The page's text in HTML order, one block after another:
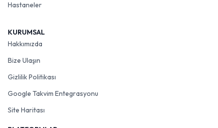
Hastaneler
KURUMSAL
Hakkımızda
Bize Ulaşın
Gizlilik Politikası
Google Takvim Entegrasyonu
Site Haritası